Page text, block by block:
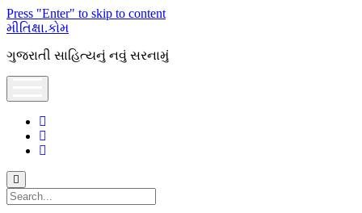
Press "Enter" to skip to content
મીતિક્ષા.કોમ
ગુજરાતી સાહિત્યનું નવું સરનામું
Search